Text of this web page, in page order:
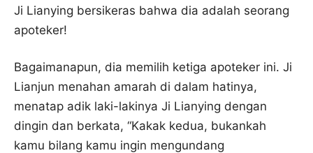
Ji Lianying bersikeras bahwa dia adalah seorang
apoteker!
Bagaimanapun, dia memilih ketiga apoteker ini. Ji
Lianjun menahan amarah di dalam hatinya,
menatap adik laki-lakinya Ji Lianying dengan
dingin dan berkata, “Kakak kedua, bukankah
kamu bilang kamu ingin mengundang